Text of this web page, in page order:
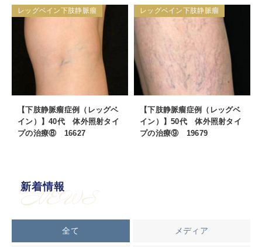
レッグベイン下肢静脈瘤
【下肢静脈瘤症例（レッグベ
イン）】40代 体外照射タイ
プの治療⑧ 16627
レッグベイン下肢静脈瘤
【下肢静脈瘤症例（レッグベ
イン）】50代 体外照射タイ
プの治療⑨ 19679
新着情報
NEWS
全て メディア